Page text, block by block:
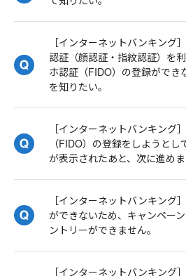
［インターネットバンキング
認証（顔認証・指紋認証）を
ホ認証（FIDO）の登録ができ
を知りたい。
［インターネットバンキング
（FIDO）の登録をしようと
が表示されたあと、次に進めま
［インターネットバンキング
ができないため、キャンペー
ントリーができません。
［インターネットバンキング